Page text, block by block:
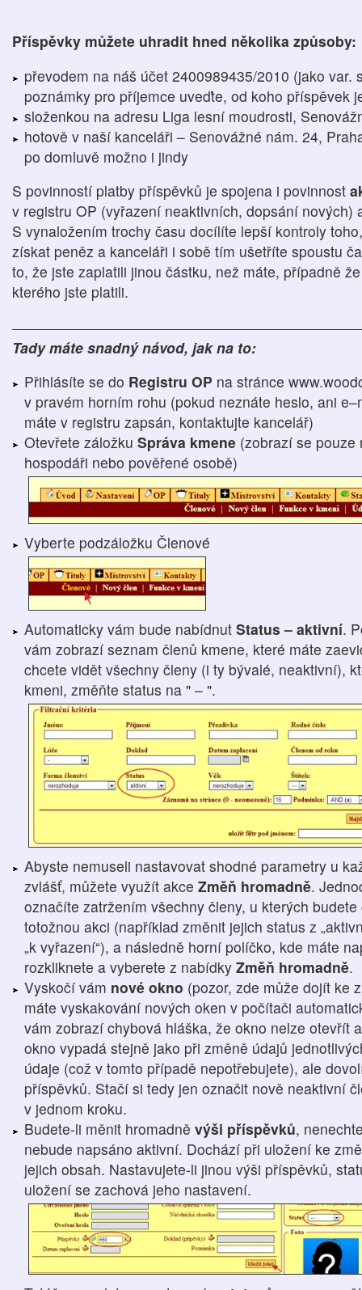
Příspěvky můžete uhradit hned několika způsoby:
převodem na náš účet 2400989435/2010 (jako var.
poznámky pro příjemce uveďte, od koho příspěvek
složenkou na adresu Liga lesní moudrosti,
hotově v naší kanceláři – Senovážné nám. 24,
po domluvě možno i jindy
S povinností platby příspěvků je spojena i povinnost
v registru OP (vyřazení neaktivních, dopsání nových)
S vynaložením trochy času docílíte lepší kontroly
získat peněz a kanceláři i sobě tím ušetříte spoustu
to, že jste zaplatili jinou částku, než máte, případně
kterého jste platili.
Tady máte snadný návod, jak na to:
Přihlásíte se do Registru OP na stránce
v pravém horním rohu (pokud neznáte heslo, ani
máte v registru zapsán, kontaktujte kancelář)
Otevřete záložku Správa kmene (zobrazí se pouze
hospodáři nebo pověřené osobě)
Vyberte podzáložku Členové
Automaticky vám bude nabídnut Status – aktivní.
vám zobrazí seznam členů kmene, které máte
chcete vidět všechny členy (i ty bývalé, neaktivní),
kmeni, změňte status na " – ".
Abyste nemuseli nastavovat shodné parametry u
zvlášť, můžete využít akce Změň hromadně.
označíte zatržením všechny členy, u kterých
totožnou akci (například změnit jejich status z
„k vyřazení“), a následně horní políčko, kde máte
rozkliknete a vyberete z nabídky Změň hromadně.
Vyskočí vám nové okno (pozor, zde může dojít ke
máte vyskakování nových oken v počítači
vám zobrazí chybová hláška, že okno nelze otevřít
okno vypadá stejně jako při změně údajů
údaje (což v tomto případě nepotřebujete), ale
příspěvků. Stačí si tedy jen označit nově neaktivní
v jednom kroku.
Budete-li měnit hromadně výši příspěvků,
nebude napsáno aktivní. Dochází při uložení ke
jejich obsah. Nastavujete-li jinou výši příspěvků,
uložení se zachová jeho nastavení.